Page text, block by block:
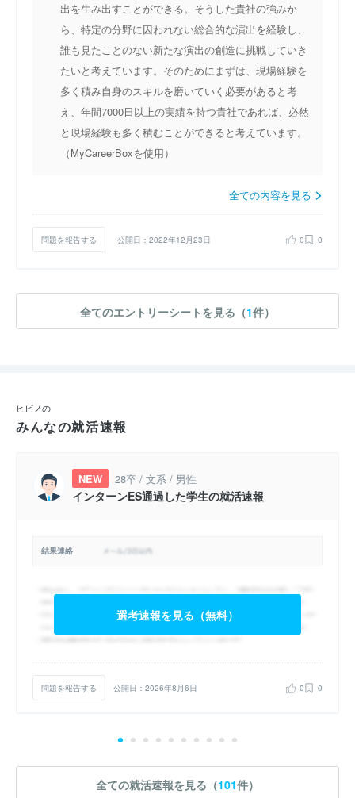
出を生み出すことができる。そうした貴社の強みか
ら、特定の分野に囚われない総合的な演出を経験し、
誰も見たことのない新たな演出の創造に挑戦していき
たいと考えています。そのためにまずは、現場経験を
多く積み自身のスキルを磨いていく必要があると考
え、年間7000日以上の実績を持つ貴社であれば、必然
と現場経験も多く積むことができると考えています。
（MyCareerBoxを使用）
全ての内容を見る
問題を報告する 公開日：2022年12月23日 0 0
全てのエントリーシートを見る（1件）
ヒビノの
みんなの就活速報
NEW 28卒 / 文系 / 男性
インターンES通過した学生の就活速報
結果連絡
選考速報を見る（無料）
問題を報告する 公開日：2026年8月6日 0 0
全ての就活速報を見る（101件）